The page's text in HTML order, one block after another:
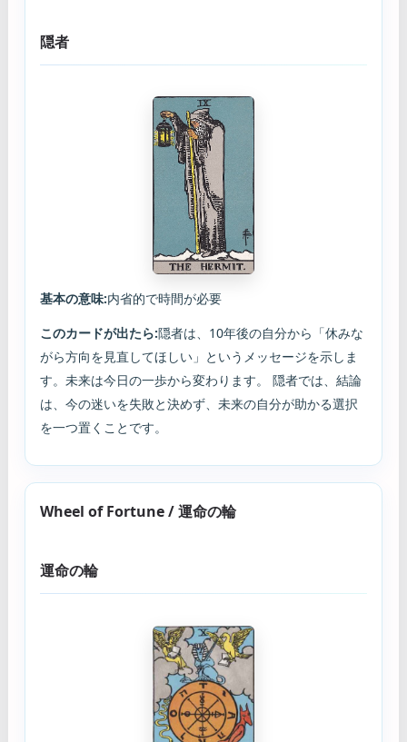
隠者
基本の意味:内省的で時間が必要
このカードが出たら:隠者は、10年後の自分から「休みな
がら方向を見直してほしい」というメッセージを示しま
す。未来は今日の一歩から変わります。 隠者では、結論
は、今の迷いを失敗と決めず、未来の自分が助かる選択
を一つ置くことです。
Wheel of Fortune / 運命の輪
運命の輪